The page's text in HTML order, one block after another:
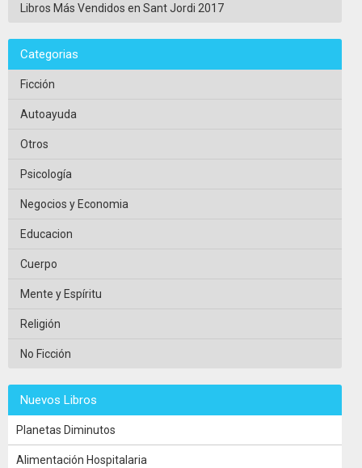
Libros Más Vendidos en Sant Jordi 2017
Categorias
Ficción
Autoayuda
Otros
Psicología
Negocios y Economia
Educacion
Cuerpo
Mente y Espíritu
Religión
No Ficción
Nuevos Libros
Planetas Diminutos
Alimentación Hospitalaria